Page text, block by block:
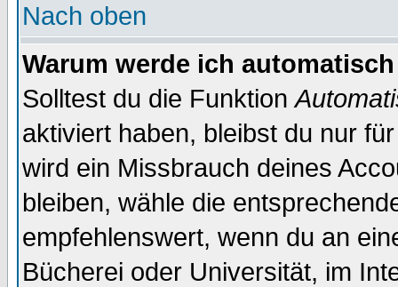
Nach oben
Warum werde ich
Solltest du die Funktion
aktiviert haben, bleibst du nur
wird ein Missbrauch deines
bleiben, wähle die
empfehlenswert, wenn du an
Bücherei oder Universität, im